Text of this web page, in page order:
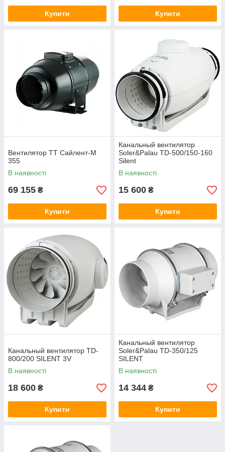
Купити Купити
Вентилятор ТТ Сайлент-М
355
В наявності
69 155 ₴
Купити
Канальный вентилятор
Soler&Palau TD-500/150-160
Silent
В наявності
15 600 ₴
Купити
Канальный вентилятор TD-
800/200 SILENT 3V
В наявності
18 600 ₴
Купити
Канальный вентилятор
Soler&Palau TD-350/125
SILENT
В наявності
14 344 ₴
Купити